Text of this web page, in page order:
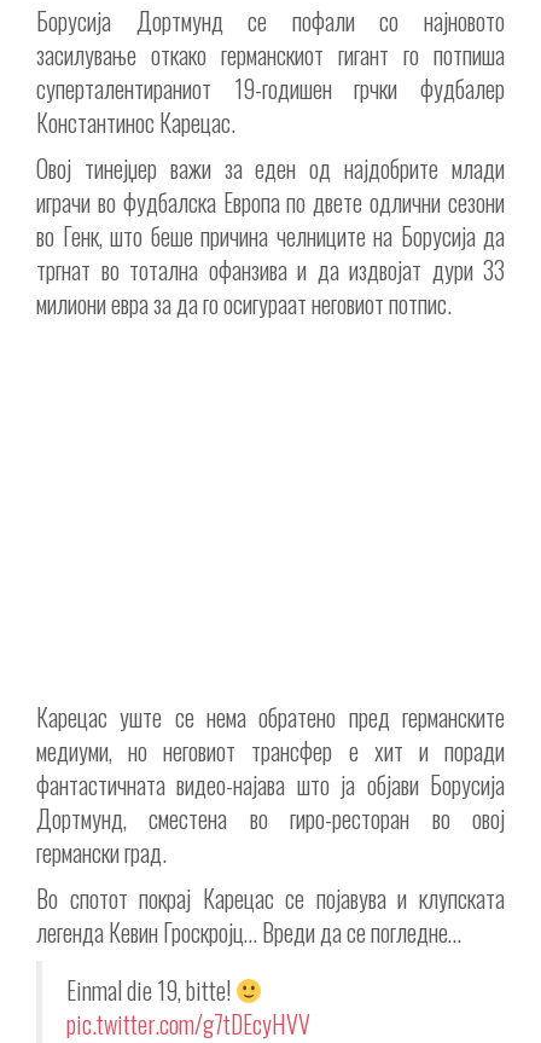
Борусија Дортмунд се пофали со најновото
засилување откако германскиот гигант го потпиша
суперталентираниот 19-годишен грчки фудбалер
Константинос Карецас.
Овој тинејџер важи за еден од најдобрите млади
играчи во фудбалска Европа по двете одлични сезони
во Генк, што беше причина челниците на Борусија да
тргнат во тотална офанзива и да издвојат дури 33
милиони евра за да го осигураат неговиот потпис.
Карецас уште се нема обратено пред германските
медиуми, но неговиот трансфер е хит и поради
фантастичната видео-најава што ја објави Борусија
Дортмунд, сместена во гиро-ресторан во овој
германски град.
Во спотот покрај Карецас се појавува и клупската
легенда Кевин Гроскројц… Вреди да се погледне…
Einmal die 19, bitte!
pic.twitter.com/g7tDEcyHVV